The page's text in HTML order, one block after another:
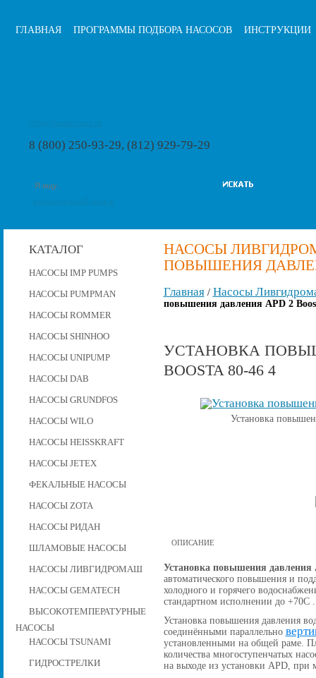
ГЛАВНАЯ ПРОГРАММЫ ПОДБОРА НАСОСОВ ИНСТРУКЦИИ
8 (800) 250-93-29, (812) 929-79-29
КАТАЛОГ
НАСОСЫ IMP PUMPS
НАСОСЫ PUMPMAN
НАСОСЫ ROMMER
НАСОСЫ SHINHOO
НАСОСЫ UNIPUMP
НАСОСЫ DAB
НАСОСЫ GRUNDFOS
НАСОСЫ WILO
НАСОСЫ HEISSKRAFT
НАСОСЫ JETEX
ФЕКАЛЬНЫЕ НАСОСЫ
НАСОСЫ ZOTA
НАСОСЫ РИДАН
ШЛАМОВЫЕ НАСОСЫ
НАСОСЫ ЛИВГИДРОМАШ
НАСОСЫ GEMATECH
ВЫСОКОТЕМПЕРАТУРНЫЕ
НАСОСЫ
НАСОСЫ TSUNAMI
ГИДРОСТРЕЛКИ
НАСОСЫ
ПОВЫШЕНИЯ
Главная/ Насосы
повышения давления APD 2
УСТАНОВКА
BOOSTA 80-46 4
Установка
ОПИСАНИЕ
Установка повышения давления
автоматического повышения и
холодного и горячего
стандартном исполнении до +70С .
Установка повышения давления
соединёнными параллельно
установленными на общей раме.
количества многоступенчатых
на выходе из установки APD,